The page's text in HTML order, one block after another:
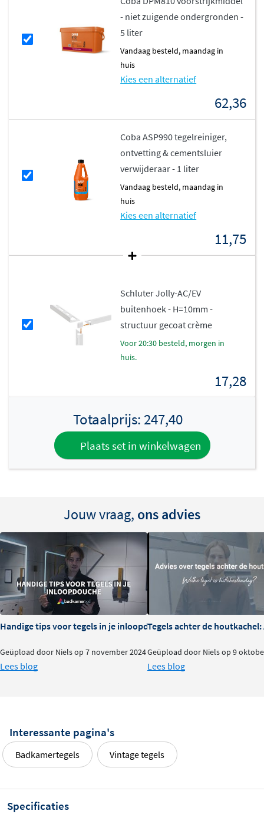
- niet zuigende ondergronden -
5 liter
vandaag besteld, maandag in
huis
Kies een alternatief
62,36
Coba ASP990 tegelreiniger,
ontvetting & cementsluier
verwijderaar - 1 liter
vandaag besteld, maandag in
huis
Kies een alternatief
11,75
Schluter Jolly-AC/EV
buitenhoek - H=10mm -
structuur gecoat crème
voor 20:30 besteld, morgen in
huis.
17,28
Totaalprijs: 247,40
Plaats set in winkelwagen
Jouw vraag, ons advies
Handige tips voor tegels in je inloopdouche
Geüpload door Niels op 7 november 2024
Lees blog
Tegels achter de
Geüpload door Niels op 9
Lees blog
Interessante pagina's
Badkamertegels Vintage tegels
Specificaties